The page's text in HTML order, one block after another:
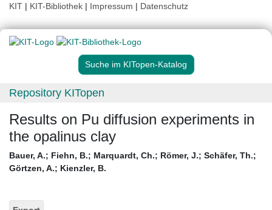
KIT | KIT-Bibliothek | Impressum | Datenschutz
Suche im KITopen-Katalog
Repository KITopen
Results on Pu diffusion experiments in
the opalinus clay
Bauer, A.; Fiehn, B.; Marquardt, Ch.; Römer, J.; Schäfer, Th.;
Görtzen, A.; Kienzler, B.